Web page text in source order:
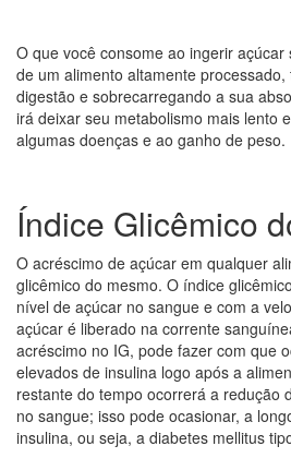
O que você consome ao ingerir
de um alimento altamente
digestão e sobrecarregando a sua
irá deixar seu metabolismo mais lento
algumas doenças e ao ganho de peso.
Índice Glicêmico
O acréscimo de açúcar em qualquer
glicêmico do mesmo. O índice
nível de açúcar no sangue e com a
açúcar é liberado na corrente
acréscimo no IG, pode fazer com que
elevados de insulina logo após a
restante do tempo ocorrerá a redução
no sangue; isso pode ocasionar, a
insulina, ou seja, a diabetes mellitus